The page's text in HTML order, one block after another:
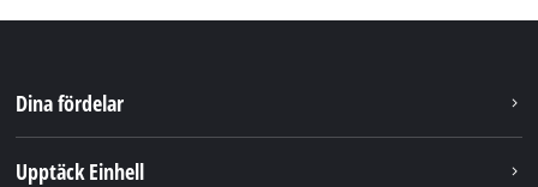
Dina fördelar
Upptäck Einhell